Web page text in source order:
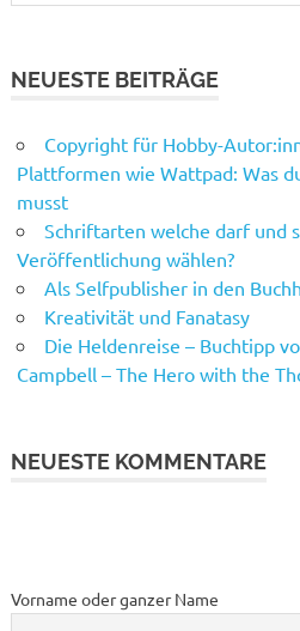
NEUESTE BEITRÄGE
Copyright für Hobby-
Plattformen wie Wattpad: Was
musst
Schriftarten welche darf und
Veröffentlichung wählen?
Als Selfpublisher in den
Kreativität und Fanatasy
Die Heldenreise – Buchtipp
Campbell – The Hero with the
NEUESTE KOMMENTARE
Vorname oder ganzer Name